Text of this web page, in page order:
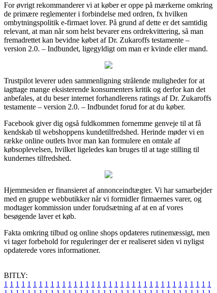
For øvrigt rekommanderer vi at køber er oppe på mærkerne omkring
de primære reglementer i forbindelse med ordren, fx hvilken
ombytningspolitik e-firmaet lover. På grund af dette er det samtidig
relevant, at man når som helst bevarer ens ordrekvittering, så man
fremadrettet kan bevidne købet af Dr. Zukaroffs testamente –
version 2.0. – Indbundet, ligegyldigt om man er kvinde eller mand.
Trustpilot leverer uden sammenligning strålende muligheder for at
iagttage mange eksisterende konsumenters kritik og derfor kan det
anbefales, at du beser internet forhandlerens ratings af Dr. Zukaroffs
testamente – version 2.0. – Indbundet forud for at du køber.
Facebook giver dig også fuldkommen fornemme genveje til at få
kendskab til webshoppens kundetilfredshed. Herinde møder vi en
række online outlets hvor man kan formulere en omtale af
købsoplevelsen, hvilket ligeledes kan bruges til at tage stilling til
kundernes tilfredshed.
Hjemmesiden er finansieret af annonceindtægter. Vi har samarbejder
med en gruppe webbutikker når vi formidler firmaernes varer, og
modtager kommission under forudsætning af at en af vores
besøgende laver et køb.
Fakta omkring tilbud og online shops opdateres rutinemæssigt, men
vi tager forbehold for reguleringer der er realiseret siden vi nyligst
opdaterede vores informationer.
BITLY:
1 1 1 1 1 1 1 1 1 1 1 1 1 1 1 1 1 1 1 1 1 1 1 1 1 1 1 1 1 1 1 1 1 1 1 1